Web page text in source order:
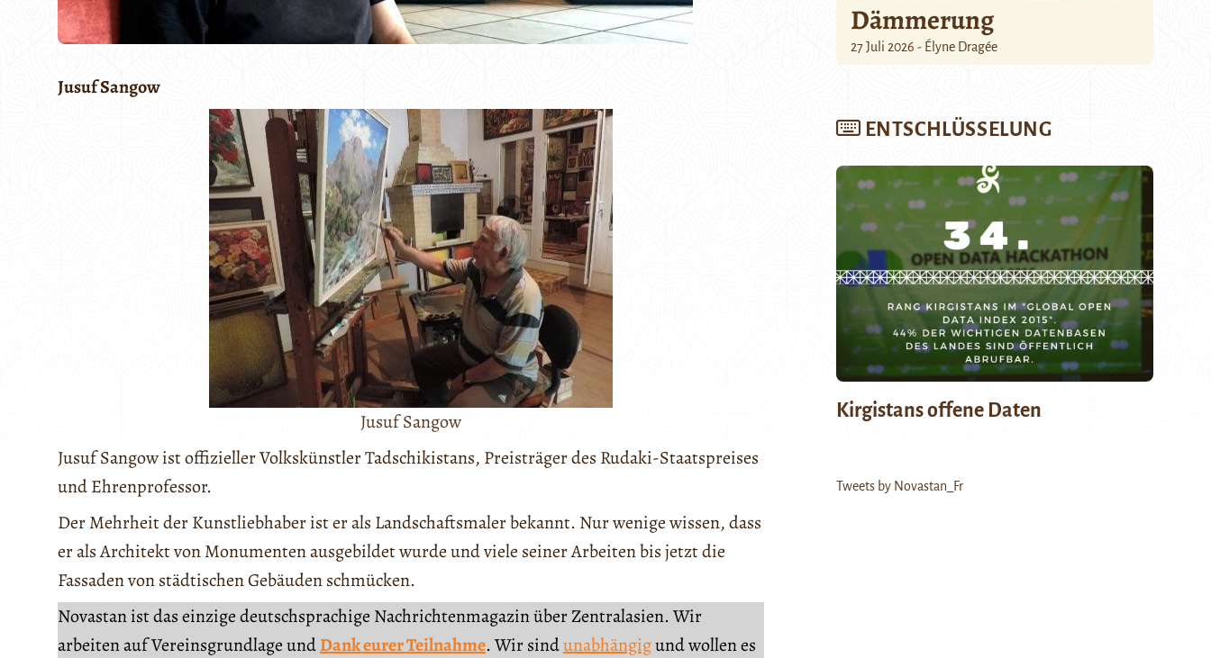
Jusuf Sangow
Jusuf Sangow
Jusuf Sangow ist offizieller Volkskünstler Tadschikistans, Preisträger des Rudaki-Staatspreises
und Ehrenprofessor.
Der Mehrheit der Kunstliebhaber ist er als Landschaftsmaler bekannt. Nur wenige wissen, dass
er als Architekt von Monumenten ausgebildet wurde und viele seiner Arbeiten bis jetzt die
Fassaden von städtischen Gebäuden schmücken.
Novastan ist das einzige deutschsprachige Nachrichtenmagazin über Zentralasien. Wir
arbeiten auf Vereinsgrundlage undDank eurer Teilnahme. Wir sindunabhängigund wollen es
Dämmerung
27 Juli 2026 - Élyne Dragée
ENTSCHLÜSSELUNG
Kirgistans offene Daten
Tweets by Novastan_Fr